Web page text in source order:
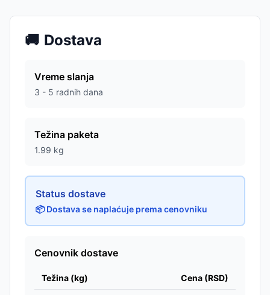
🚚 Dostava
Vreme slanja
3 - 5 radnih dana
Težina paketa
1.99 kg
Status dostave
📦 Dostava se naplaćuje prema cenovniku
Cenovnik dostave
Težina (kg) Cena (RSD)